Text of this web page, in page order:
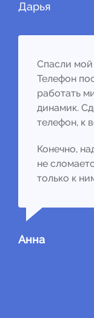
Дарья
Спасли мой
Телефон
работать
динамик.
телефон, к
Конечно,
не
только к
Анна